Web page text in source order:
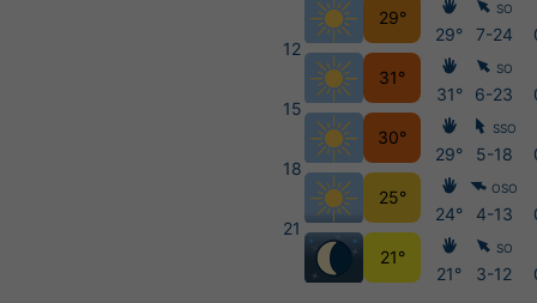
12
15
18
21
29°
31°
30°
25°
21°
29°
31°
29°
24°
21°
SO
7-24
SO
6-23
SSO
5-18
OSO
4-13
SO
3-12